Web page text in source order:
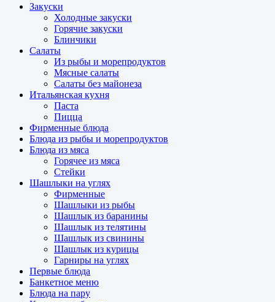
Закуски
Холодные закуски
Горячие закуски
Блинчики
Салаты
Из рыбы и морепродуктов
Мясные салаты
Салаты без майонеза
Итальянская кухня
Паста
Пицца
Фирменные блюда
Блюда из рыбы и морепродуктов
Блюда из мяса
Горячее из мяса
Стейки
Шашлыки на углях
Фирменные
Шашлыки из рыбы
Шашлык из баранины
Шашлык из телятины
Шашлык из свинины
Шашлык из курицы
Гарниры на углях
Первые блюда
Банкетное меню
Блюда на пару